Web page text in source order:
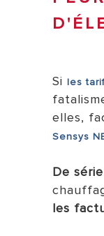
Siles
elles,
Sensys
De
les